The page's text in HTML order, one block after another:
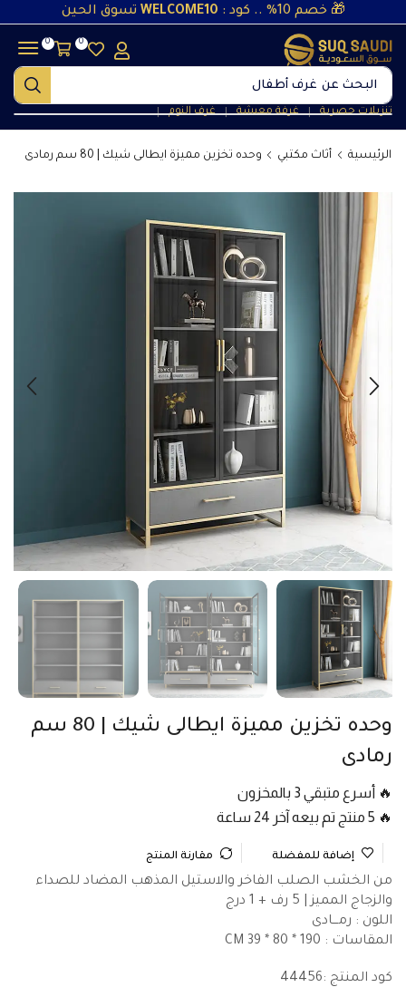
🎁 خصم 10% .. كود : WELCOME10 تسوق الحين
البحث عن غرف أطفال
تنزيلات حصرية ❘ غرفة معيشة ❘ غرف النوم ❘
0
0
الرئيسية أثاث مكتبي وحده تخزين مميزة ايطالى شيك | 80 سم رمادى
وحده تخزين مميزة ايطالى شيك | 80 سم
رمادى
🔥 أسرع متبقي 3 بالمخزون
🔥 5 منتج تم بيعه آخر 24 ساعة
إضافة للمفضلة مقارنة المنتج
من الخشب الصلب الفاخر والاستيل المذهب المضاد للصداء
والزجاج المميز | 5 رف + 1 درج
اللون : رمـــادى
المقاسات : 190 * 80 * 39 CM
كود المنتج :44456